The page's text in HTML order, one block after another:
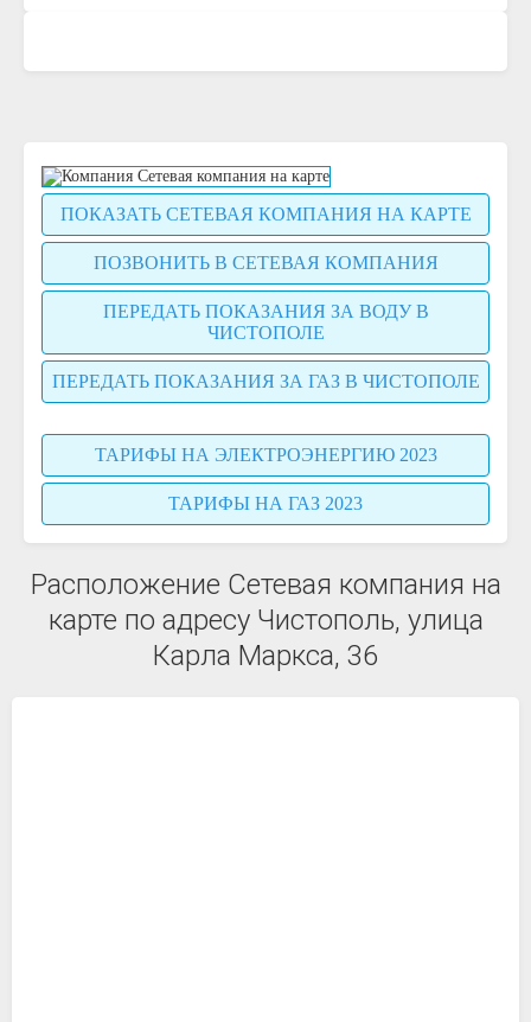
ПОКАЗАТЬ СЕТЕВАЯ КОМПАНИЯ НА КАРТЕ
ПОЗВОНИТЬ В СЕТЕВАЯ КОМПАНИЯ
ПЕРЕДАТЬ ПОКАЗАНИЯ ЗА ВОДУ В
ЧИСТОПОЛЕ
ПЕРЕДАТЬ ПОКАЗАНИЯ ЗА ГАЗ В ЧИСТОПОЛЕ
ТАРИФЫ НА ЭЛЕКТРОЭНЕРГИЮ 2023
ТАРИФЫ НА ГАЗ 2023
Расположение Сетевая компания на
карте по адресу Чистополь, улица
Карла Маркса, 36